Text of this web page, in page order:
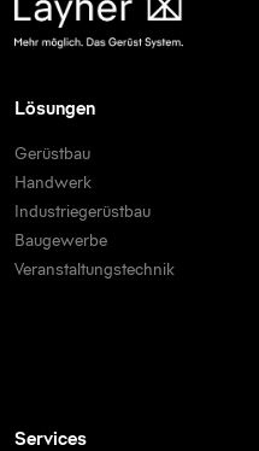
Lösungen
Gerüstbau
Handwerk
Industriegerüstbau
Baugewerbe
Veranstaltungstechnik
Services